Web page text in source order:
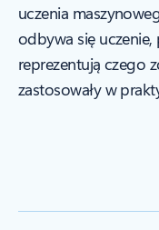
uczenia
odbywa się
reprezentują czego
zastosowały w